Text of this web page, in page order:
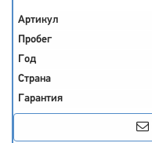
Артикул
Пробег
Год
Страна
Гарантия